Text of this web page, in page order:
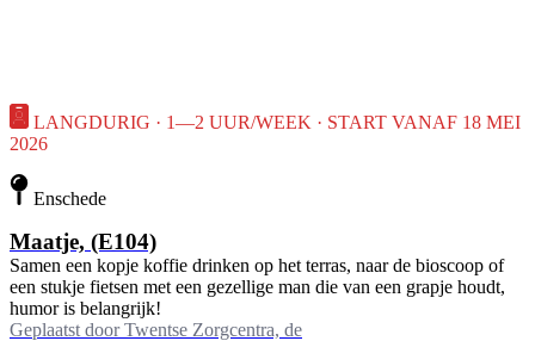
LANGDURIG · 1—2 UUR/WEEK · START VANAF 18 MEI
2026
Enschede
Maatje, (E104)
Samen een kopje koffie drinken op het terras, naar de bioscoop of
een stukje fietsen met een gezellige man die van een grapje houdt,
humor is belangrijk!
Geplaatst door Twentse Zorgcentra, de